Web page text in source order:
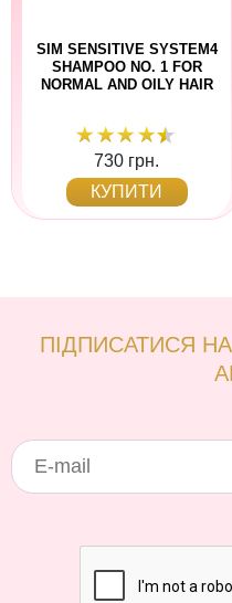
SIM SENSITIVE SYSTEM4
SHAMPOO NO. 1 FOR
NORMAL AND OILY HAIR
730 грн.
КУПИТИ
ПІДПИСАТИСЯ